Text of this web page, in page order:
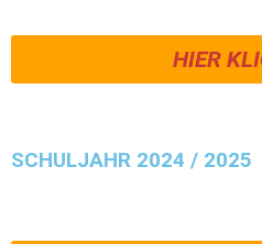
HIER
SCHULJAHR 2024 / 2025